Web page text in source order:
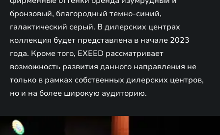
бронзовый, благородный темно-синий,
галактический серый. В дилерских центрах
коллекция будет представлена в начале 2023
года. Кроме того, EXEED рассматривает
возможность развития данного направления не
только в рамках собственных дилерских центров,
но и на более широкую аудиторию.